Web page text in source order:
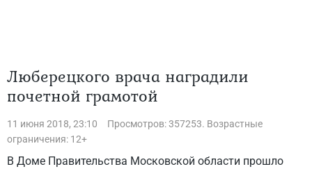
Люберецкого врача наградили
почетной грамотой
11 июня 2018, 23:10
Просмотров: 357253. Возрастные
ограничения: 12+
В Доме Правительства Московской области прошло